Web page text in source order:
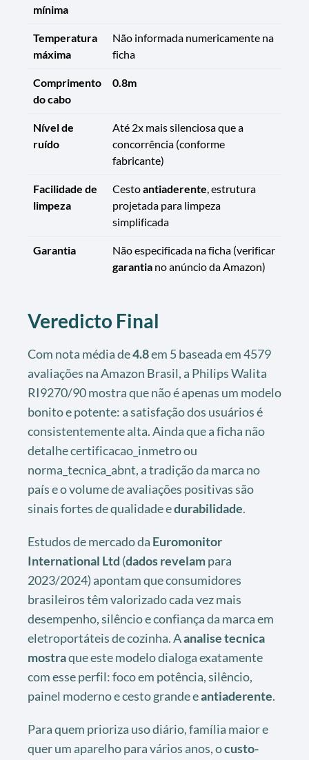
mínima
Temperatura
máxima
Não informada numericamente na
ficha
Comprimento
do cabo
0.8m
Nível de
ruído
Até 2x mais silenciosa que a
concorrência (conforme
fabricante)
Facilidade de
limpeza
Cestoantiaderente , estrutura
projetada para limpeza
simplificada
Garantia
Não especificada na ficha (verificar
garantia no anúncio da Amazon)
Veredicto Final
Com nota média de4.8em 5 baseada em 4579
avaliações na Amazon Brasil, a Philips Walita
RI9270/90 mostra que não é apenas um modelo
bonito e potente: a satisfação dos usuários é
consistentemente alta. Ainda que a ficha não
detalhe certificacao_inmetro ou
norma_tecnica_abnt, a tradição da marca no
país e o volume de avaliações positivas são
sinais fortes de qualidade edurabilidade.
Estudos de mercado da Euromonitor
International Ltd (dados revelampara
2023/2024) apontam que consumidores
brasileiros têm valorizado cada vez mais
desempenho, silêncio e confiança da marca em
eletroportáteis de cozinha. Aanalise tecnica
mostraque este modelo dialoga exatamente
com esse perfil: foco em potência, silêncio,
painel moderno e cesto grande eantiaderente.
Para quem prioriza uso diário, família maior e
quer um aparelho para vários anos, ocusto-